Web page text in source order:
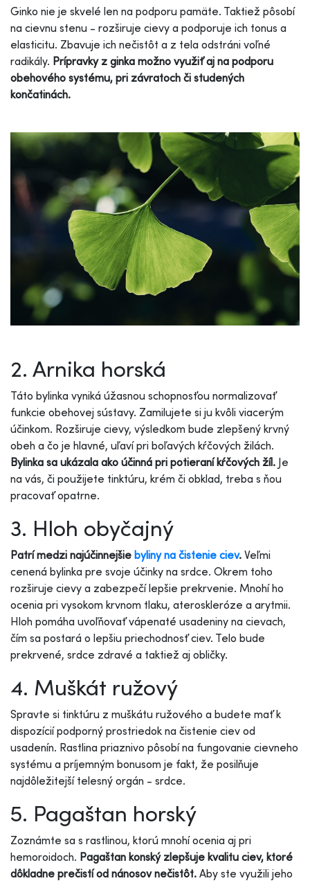
Ginko nie je skvelé len na podporu pamäte. Taktiež pôsobí
na cievnu stenu - rozširuje cievy a podporuje ich tonus a
elasticitu. Zbavuje ich nečistôt a z tela odstráni voľné
radikály. Prípravky z ginka možno využiť aj na podporu
obehového systému, pri závratoch či studených
končatinách.
2. Arnika horská
Táto bylinka vyniká úžasnou schopnosťou normalizovať
funkcie obehovej sústavy. Zamilujete si ju kvôli viacerým
účinkom. Rozširuje cievy, výsledkom bude zlepšený krvný
obeh a čo je hlavné, uľaví pri boľavých kŕčových žilách.
Bylinka sa ukázala ako účinná pri potieraní kŕčových žíl. Je
na vás, či použijete tinktúru, krém či obklad, treba s ňou
pracovať opatrne.
3. Hloh obyčajný
Patrí medzi najúčinnejšie byliny na čistenie ciev. Veľmi
cenená bylinka pre svoje účinky na srdce. Okrem toho
rozširuje cievy a zabezpečí lepšie prekrvenie. Mnohí ho
ocenia pri vysokom krvnom tlaku, ateroskleróze a arytmii.
Hloh pomáha uvoľňovať vápenaté usadeniny na cievach,
čím sa postará o lepšiu priechodnosť ciev. Telo bude
prekrvené, srdce zdravé a taktiež aj obličky.
4. Muškát ružový
Spravte si tinktúru z muškátu ružového a budete mať k
dispozícií podporný prostriedok na čistenie ciev od
usadenín. Rastlina priaznivo pôsobí na fungovanie cievneho
systému a príjemným bonusom je fakt, že posilňuje
najdôležitejší telesný orgán - srdce.
5. Pagaštan horský
Zoznámte sa s rastlinou, ktorú mnohí ocenia aj pri
hemoroidoch. Pagaštan konský zlepšuje kvalitu ciev, ktoré
dôkladne prečistí od nánosov nečistôt. Aby ste využili jeho